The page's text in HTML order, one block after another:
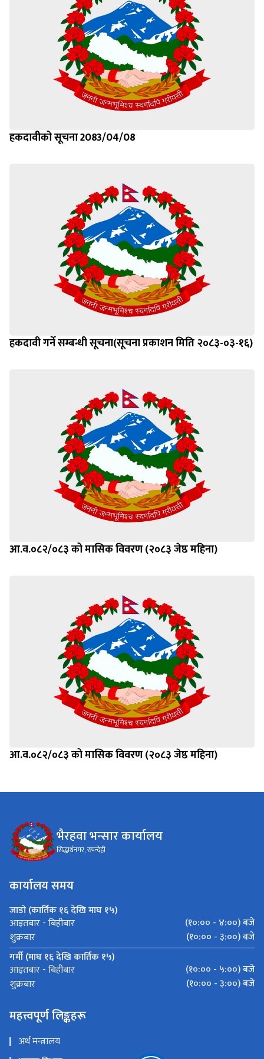
हकदावीको सूचना 2083/04/08
हकदावी गर्ने सम्बन्धी सूचना(सूचना प्रकाशन मिति २०८३-०३-१६)
आ.व.०८२/०८३ को मासिक विवरण (२०८३ जेष्ठ महिना)
आ.व.०८२/०८३ को मासिक विवरण (२०८३ जेष्ठ महिना)
भैरहवा भन्सार कार्यालय
सिद्धार्थनगर, रुपन्देही
कार्यालय समय
जाडो (कार्तिक १६ देखि माघ १५)
आइतबार - बिहीबार
(१०:०० - ४:००) बजे
शुक्रबार
(१०:०० - ३:००) बजे
गर्मी (माघ १६ देखि कार्तिक १५)
आइतबार - बिहीबार
(१०:०० - ५:००) बजे
शुक्रबार
(१०:०० - ३:००) बजे
महत्त्वपूर्ण लिङ्कहरू
अर्थ मन्त्रालय